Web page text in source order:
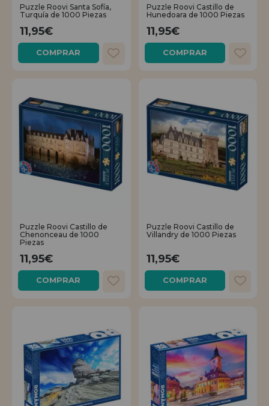
LIQUIDACIONES
INFORMACIÓN
info@casadelpuzzle.com
Quiero registrarme como
nuevo cliente
Al crear una cuenta en casadelpuzzle.com podrás realizar tus compras
rápidamente en nuestra tienda virtual, revisar el estado de tus pedidos
NUEVO CLIENTE
Quiero registrarme como
¿Eres Profesional o Empresa?. ¿Quieres vender en tu negocio
nuestros productos?. Regístrate como distribuidor y conoce nuestras
¡Adelante! Te estábamos esperando.
REGISTRO DISTRIBUIDOR
Puzzle Roovi Santa Sofía,
Turquía de 1000 Piezas
11,95€
COMPRAR
Puzzle Roovi Castillo de
Hunedoara de 1000 Piezas
11,95€
COMPRAR
Puzzle Roovi Castillo de
Chenonceau de 1000
Piezas
11,95€
COMPRAR
Puzzle Roovi Castillo de
Villandry de 1000 Piezas
11,95€
COMPRAR